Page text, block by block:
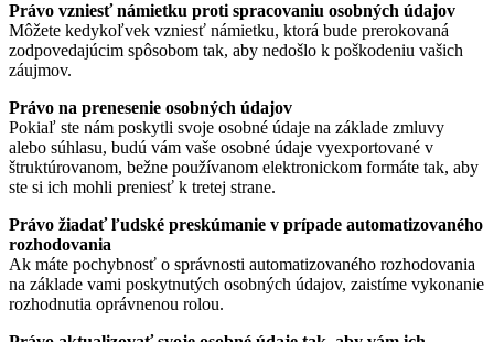
Právo vzniesť námietku proti spracovaniu osobných údajov
Môžete kedykoľvek vzniesť námietku, ktorá bude prerokovaná
zodpovedajúcim spôsobom tak, aby nedošlo k poškodeniu vašich
záujmov.
Právo na prenesenie osobných údajov
Pokiaľ ste nám poskytli svoje osobné údaje na základe zmluvy
alebo súhlasu, budú vám vaše osobné údaje vyexportované v
štruktúrovanom, bežne používanom elektronickom formáte tak, aby
ste si ich mohli preniesť k tretej strane.
Právo žiadať ľudské preskúmanie v prípade automatizovaného
rozhodovania
Ak máte pochybnosť o správnosti automatizovaného rozhodovania
na základe vami poskytnutých osobných údajov, zaistíme vykonanie
rozhodnutia oprávnenou rolou.